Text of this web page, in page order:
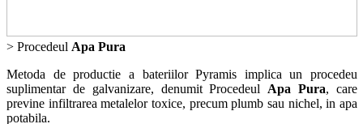
> Procedeul Apa Pura
Metoda de productie a bateriilor Pyramis implica un procedeu
suplimentar de galvanizare, denumit Procedeul Apa Pura, care
previne infiltrarea metalelor toxice, precum plumb sau nichel, in apa
potabila.